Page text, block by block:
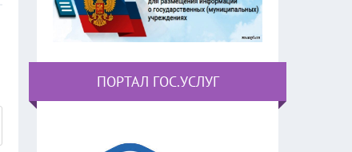
ПОРТАЛ ГОС.УСЛУГ